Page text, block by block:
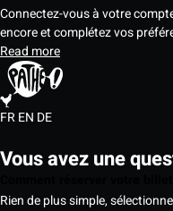
Connectez-vous à votre
encore et complétez vos
Read more
FREN DE
Vous avez une
Rien de plus simple,